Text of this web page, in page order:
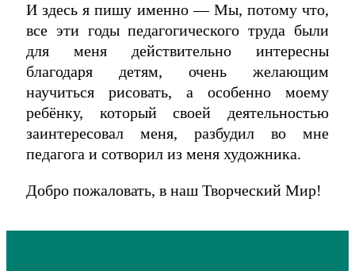
И здесь я пишу именно — Мы, потому что,
все эти годы педагогического труда были
для меня действительно интересны
благодаря детям, очень желающим
научиться рисовать, а особенно моему
ребёнку, который своей деятельностью
заинтересовал меня, разбудил во мне
педагога и сотворил из меня художника.
Добро пожаловать, в наш Творческий Мир!